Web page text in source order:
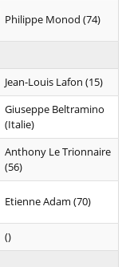
Philippe Monod (74)
Jean-Louis Lafon (15)
Giuseppe Beltramino
(Italie)
Anthony Le Trionnaire
(56)
Etienne Adam (70)
()